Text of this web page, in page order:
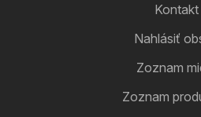
Kontakt
Nahlásiť
Zoznam
Zoznam